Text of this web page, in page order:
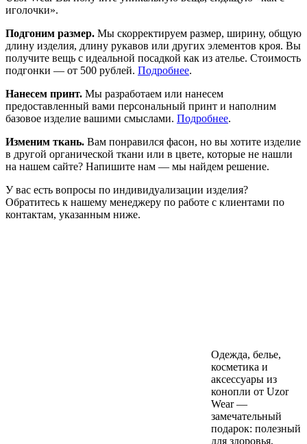
иголочки».
Подгоним размер. Мы скорректируем размер, ширину, общую
длину изделия, длину рукавов или других элементов кроя. Вы
получите вещь с идеальной посадкой как из ателье. Стоимость
подгонки — от 500 рублей. Подробнее.
Нанесем принт. Мы разработаем или нанесем
предоставленный вами персональный принт и наполним
базовое изделие вашими смыслами. Подробнее.
Изменим ткань. Вам понравился фасон, но вы хотите изделие
в другой органической ткани или в цвете, которые не нашли
на нашем сайте? Напишите нам — мы найдем решение.
У вас есть вопросы по индивидуализации изделия?
Обратитесь к нашему менеджеру по работе с клиентами по
контактам, указанным ниже.
Одежда, белье,
косметика и
аксессуары из
конопли от Uzor
Wear —
замечательный
подарок: полезный
для здоровья,